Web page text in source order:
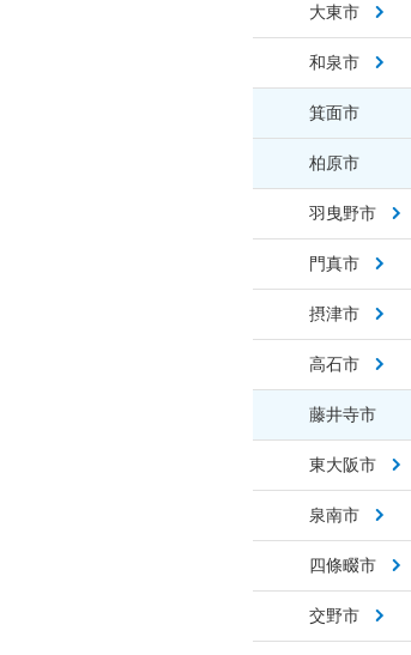
大東市
和泉市
箕面市
柏原市
羽曳野市
門真市
摂津市
高石市
藤井寺市
東大阪市
泉南市
四條畷市
交野市